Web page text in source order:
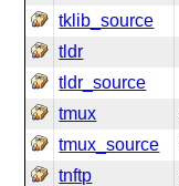
tklib_source
tldr
tldr_source
tmux
tmux_source
tnftp